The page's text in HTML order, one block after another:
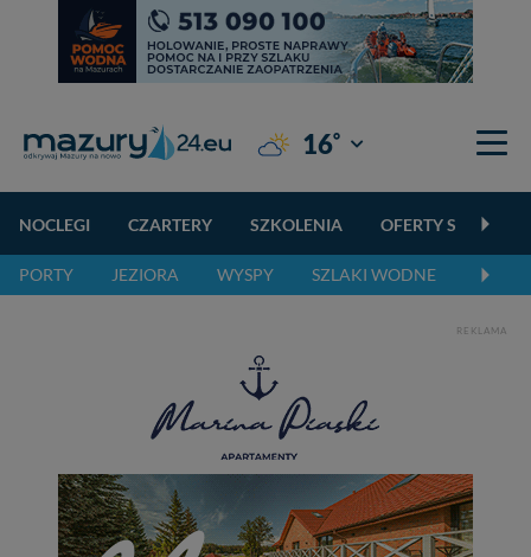
16° Giżycko
NOCLEGI CZARTERY SZKOLENIA OFERTY
PORTY JEZIORA WYSPY SZLAKI WODNE
REKLAMA